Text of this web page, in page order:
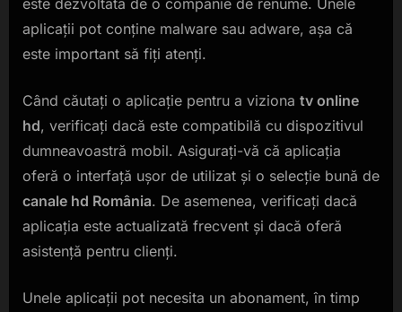
aplicații pot conține malware sau adware, așa că
este important să fiți atenți.
Când căutați o aplicație pentru a viziona tv online
hd, verificați dacă este compatibilă cu dispozitivul
dumneavoastră mobil. Asigurați-vă că aplicația
oferă o interfață ușor de utilizat și o selecție bună de
canale hd România. De asemenea, verificați dacă
aplicația este actualizată frecvent și dacă oferă
asistență pentru clienți.
Unele aplicații pot necesita un abonament, în timp